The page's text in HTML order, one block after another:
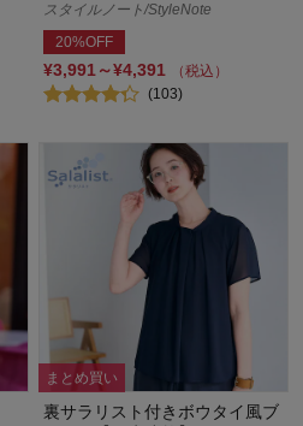
スタイルノート/StyleNote
20%OFF
¥3,991～¥4,391
（税込）
(103)
まとめ買い
裏サラリスト付きボウタイ風ブ